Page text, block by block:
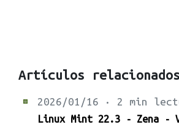
Artículos
2026/01/16 · 2 min
Linux Mint 22.3 - Zena -